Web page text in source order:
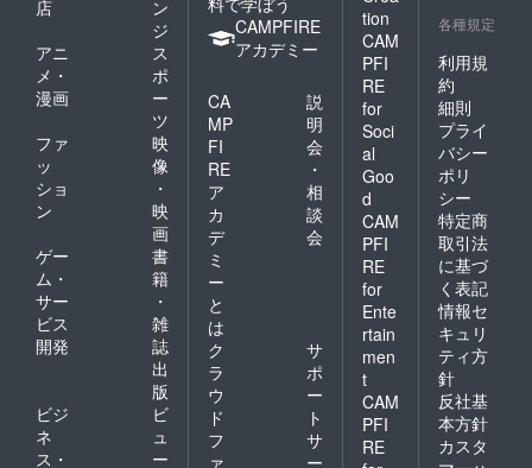
店
ン
ジ
アニ
メ・
漫画
ス
ポ
ー
ツ
ファ
ッ
ショ
ン
映
像
・
映
画
ゲー
ム・
サー
ビス
開発
書
籍
・
雑
誌
出
版
ビジ
ネ
ス・
ビ
ュ
ー
CAMPFIRE
アカデミー
CA
MP
FI
RE
ア
カ
デ
ミ
ー
と
は
説
明
会
・
相
談
会
ク
ラ
ウ
ド
フ
ァ
サ
ポ
ー
ト
サ
ー
tion
CAM
PFI
RE
for
Soci
al
Goo
d
CAM
PFI
RE
for
Ente
rtain
men
t
CAM
PFI
RE
各種規定
利用規
約
細則
プライ
バシー
ポリ
シー
特定商
取引法
に基づ
く表記
情報セ
キュリ
ティ方
針
反社基
本方針
カスタ